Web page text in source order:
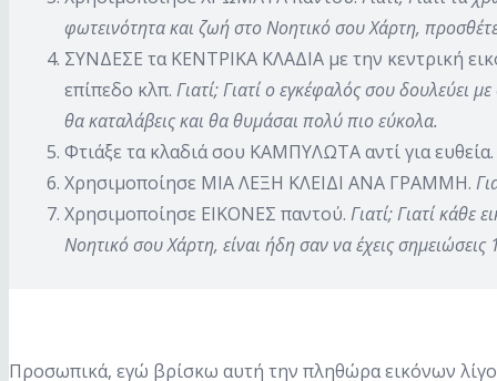
φωτεινότητα και ζωή στο Νοητικό σου Χάρτη,
ΣΥΝΔΕΣΕ τα ΚΕΝΤΡΙΚΑ ΚΛΑΔΙΑ με την κεντρική
επίπεδο κλπ. Γιατί; Γιατί ο εγκέφαλός σου δουλεύει
θα καταλάβεις και θα θυμάσαι πολύ πιο εύκολα.
Φτιάξε τα κλαδιά σου ΚΑΜΠΥΛΩΤΑ αντί για ευθεία.
Χρησιμοποίησε ΜΙΑ ΛΕΞΗ ΚΛΕΙΔΙ ΑΝΑ ΓΡΑΜΜΗ.
Χρησιμοποίησε ΕΙΚΟΝΕΣ παντού. Γιατί; Γιατί κάθε
Νοητικό σου Χάρτη, είναι ήδη σαν να έχεις
Προσωπικά, εγώ βρίσκω αυτή την πληθώρα εικόνων